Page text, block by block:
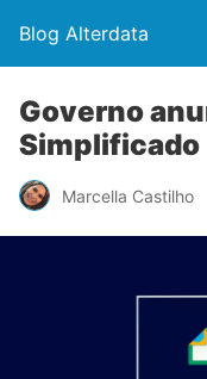
Blog Alterdata
Governo
Simplificado
Marcella Castilho